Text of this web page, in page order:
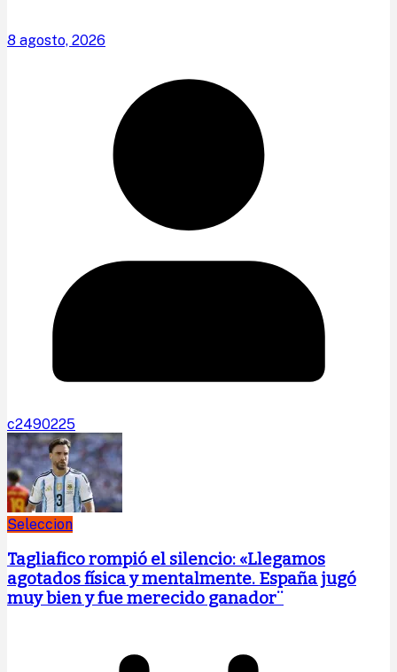
8 agosto, 2026
c2490225
Seleccion
Tagliafico rompió el silencio: «Llegamos
agotados física y mentalmente. España jugó
muy bien y fue merecido ganador¨